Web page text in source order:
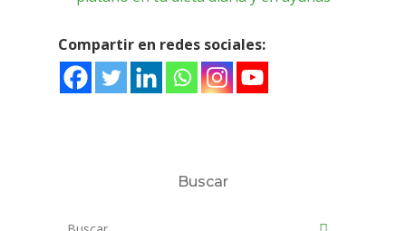
Compartir en redes sociales:
Buscar